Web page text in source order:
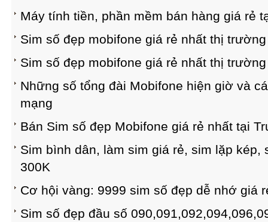
Máy tính tiền, phần mềm bán hàng giá rẻ
Sim số đẹp mobifone giá rẻ nhất thị trường
Sim số đẹp mobifone giá rẻ nhất thị trường
Những số tổng đài Mobifone hiện giờ và
mạng
Bán Sim số đẹp Mobifone giá rẻ nhất tại
Sim bình dân, làm sim giá rẻ, sim lặp kép,
300K
Cơ hội vàng: 9999 sim số đẹp dễ nhớ giá
Sim số đẹp đầu số